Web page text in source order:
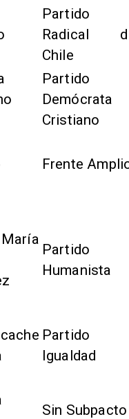
Partido
Radical
Chile
Partido
Demócrata
Cristiano
Frente
Partido
Humanista
Partido
Igualdad
Sin Subpacto